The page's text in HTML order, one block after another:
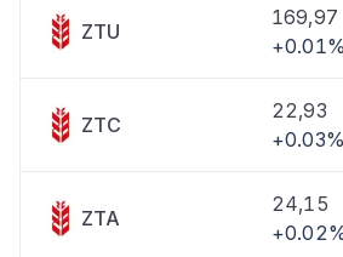
Taşınan Fonlar
Fiyat Endeks Değişimi
ZTU
169,97
+0.01%
ZTC
22,93
+0.03%
ZTA
24,15